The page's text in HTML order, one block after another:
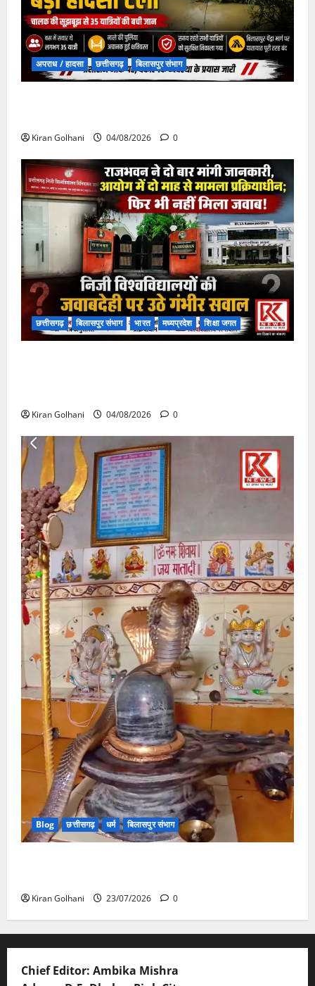
अपराध / हादसा छत्तीसगढ़ बिलासपुर संभाग
Kiran Golhani 04/08/2026 0
छत्तीसगढ़ बिलासपुर संभाग भारत मध्यप्रदेश शिक्षा जगत
Kiran Golhani 04/08/2026 0
Blog छत्तीसगढ़ धर्म बिलासपुर संभाग
Kiran Golhani 23/07/2026 0
Chief Editor: Ambika Mishra